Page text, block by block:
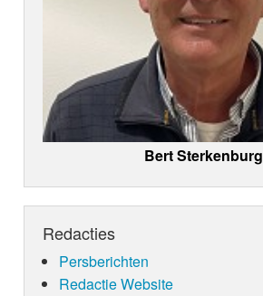
Bert Sterkenburg
Redacties
Persberichten
Redactie Website